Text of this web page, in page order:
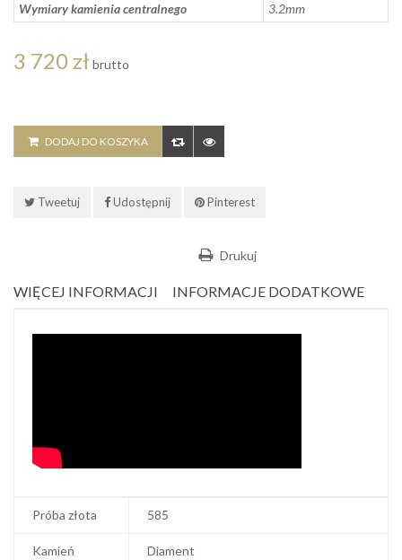
Wymiary kamienia centralnego
3.2mm
3 720 zł brutto
DODAJ DO KOSZYKA
Tweetuj Udostępnij Pinterest
Drukuj
WIĘCEJ INFORMACJI INFORMACJE DODATKOWE
Próba złota 585
Kamień Diament